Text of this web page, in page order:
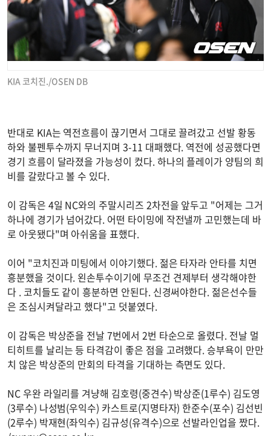
KIA 코치진./OSEN DB
반대로 KIA는 역전흐름이 끊기면서 그대로 끌려갔고 선발 황동
하와 불펜투수까지 무너지며 3-11 대패했다. 역전에 성공했다면
경기 흐름이 달라졌을 가능성이 컸다. 하나의 플레이가 양팀의 희
비를 갈랐다고 볼 수 있다.
이 감독은 4일 NC와의 주말시리즈 2차전을 앞두고 "어제는 그거
하나에 경기가 넘어갔다. 어떤 타이밍에 작전낼까 고민했는데 바
로 아웃됐다"며 아쉬움을 표했다.
이어 "코치진과 미팅에서 이야기했다. 젊은 타자라 안타를 치면
흥분했을 것이다. 왼손투수이기에 무조건 견제부터 생각해야한
다 . 코치들도 같이 흥분하면 안된다. 신경써야한다. 젊은선수들
은 조심시켜달라고 했다"고 덧붙였다.
이 감독은 박상준을 전날 7번에서 2번 타순으로 올렸다. 전날 멀
티히트를 날리는 등 타격감이 좋은 점을 고려했다. 승부욕이 만만
치 않은 박상준의 만회의 타격을 기대하는 측면도 있다.
NC 우완 라일리를 겨냥해 김호령(중견수) 박상준(1루수) 김도영
(3루수) 나성범(우익수) 카스트로(지명타자) 한준수(포수) 김선빈
(2루수) 박재현(좌익수) 김규성(유격수)으로 선발라인업을 짰다.